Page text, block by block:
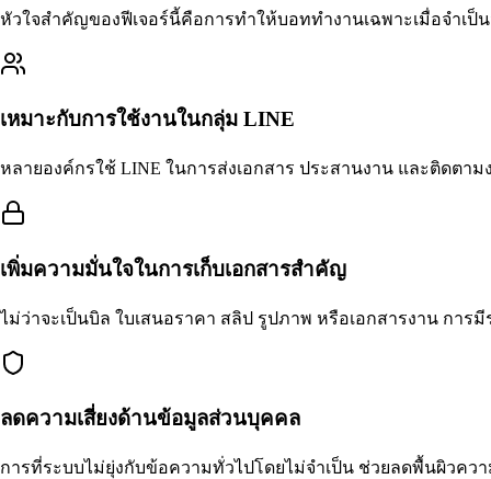
หัวใจสำคัญของฟีเจอร์นี้คือการทำให้บอททำงานเฉพาะเมื่อจำเ
เหมาะกับการใช้งานในกลุ่ม LINE
หลายองค์กรใช้ LINE ในการส่งเอกสาร ประสานงาน และติดตา
เพิ่มความมั่นใจในการเก็บเอกสารสำคัญ
ไม่ว่าจะเป็นบิล ใบเสนอราคา สลิป รูปภาพ หรือเอกสารงาน กา
ลดความเสี่ยงด้านข้อมูลส่วนบุคคล
การที่ระบบไม่ยุ่งกับข้อความทั่วไปโดยไม่จำเป็น ช่วยลดพื้นผิวค